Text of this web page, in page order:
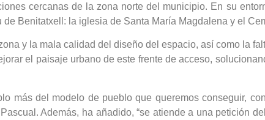
cercanas de la zona norte del municipio. En su
Benitatxell: la iglesia de Santa María Magdalena y el
y la mala calidad del diseño del espacio, así como la
el paisaje urbano de este frente de acceso,
más del modelo de pueblo que queremos conseguir,
Además, ha añadido, “se atiende a una petición